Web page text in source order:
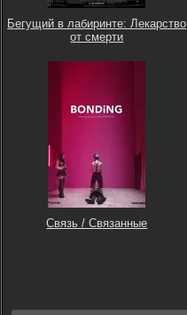
Бегущий в лабиринте: Лекарство
от смерти
Связь / Связанные